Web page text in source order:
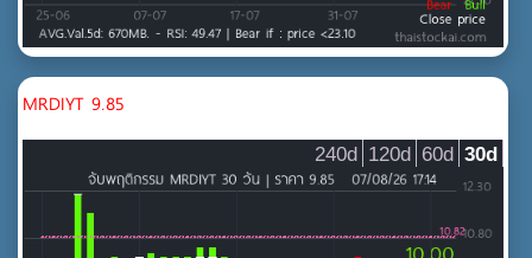
MRDIYT 9.85
30d
60d
120d
240d